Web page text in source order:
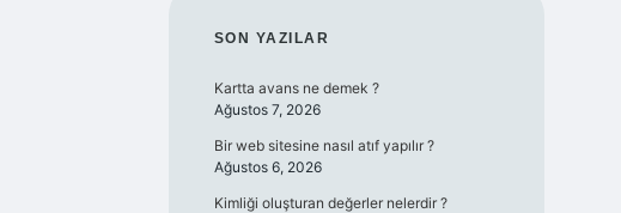
SIDEBAR
SON YAZILAR
Kartta avans ne demek ?
Ağustos 7, 2026
Bir web sitesine nasıl atıf yapılır ?
Ağustos 6, 2026
Kimliği oluşturan değerler nelerdir ?